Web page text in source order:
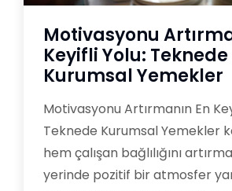
Motivasyonu
Keyifli Yolu: Teknede
Kurumsal Yemekler
Motivasyonu Artırmanın En
Teknede Kurumsal Yemekler
hem çalışan bağlılığını
yerinde pozitif bir atmosfer